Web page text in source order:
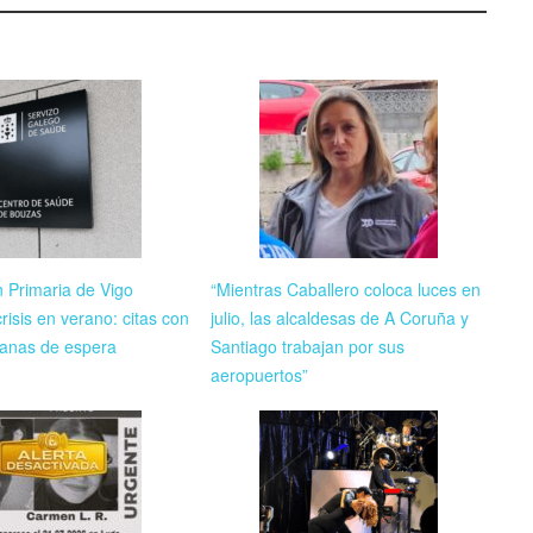
Primaria de Vigo
en verano: citas con
de espera
“Mientras Caballero coloca luces en
julio, las alcaldesas de A Coruña y
Santiago trabajan por sus
aeropuertos”